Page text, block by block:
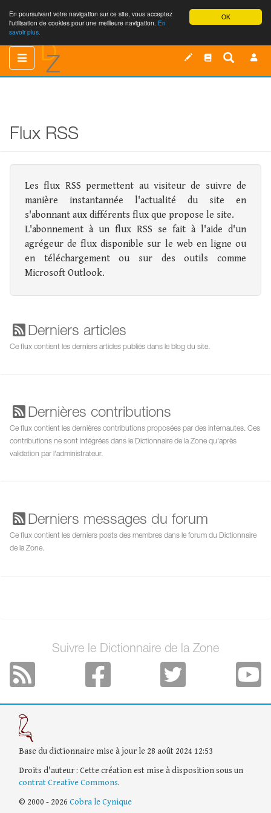
OK
En poursuivant votre navigation sur ce site, vous acceptez
l'utilisation de cookies pour une meilleure navigation. En
savoir plus.
Toggle
navigation
Toggle
Flux RSS
Les flux RSS permettent au visiteur de suivre de
manière instantannée l'actualité du site en
s'abonnant aux différents flux que propose le site.
L'abonnement à un flux RSS se fait à l'aide d'un
agrégeur de flux disponible sur le web en ligne ou
en téléchargement ou sur des outils comme
Microsoft Outlook.
Derniers articles
Ce flux contient les derniers articles publiés dans le blog du site.
Dernières contributions
Ce flux contient les dernières contributions proposées par des internautes. Ces
contributions ne sont intégrées dans le Dictionnaire de la Zone qu'après
validation par l'administrateur.
Derniers messages du forum
Ce flux contient les derniers posts des membres dans le forum du Dictionnaire
de la Zone.
Suivre le Dictionnaire de la Zone
Base du dictionnaire mise à jour le 28 août 2024 12:53
Droits d'auteur : Cette création est mise à disposition sous un
contrat Creative Commons.
© 2000 - 2026 Cobra le Cynique